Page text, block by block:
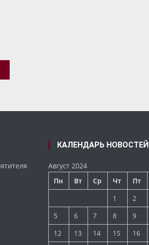
КАЛЕНДАРЬ НОВОСТЕЙ
Август 2024
Пн
Вт Ср Чт Пт
1
2
5
6 7 8 9
12
13 14 15 16